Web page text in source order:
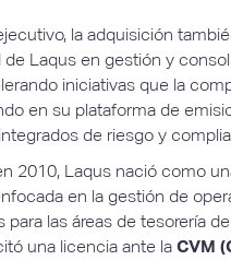
la adquisición
de Laqus en gestión y
iniciativas que la
en su plataforma de
de riesgo y
2010, Laqus nació como
en la gestión de
para las áreas de tesorería
una licencia ante la CVM